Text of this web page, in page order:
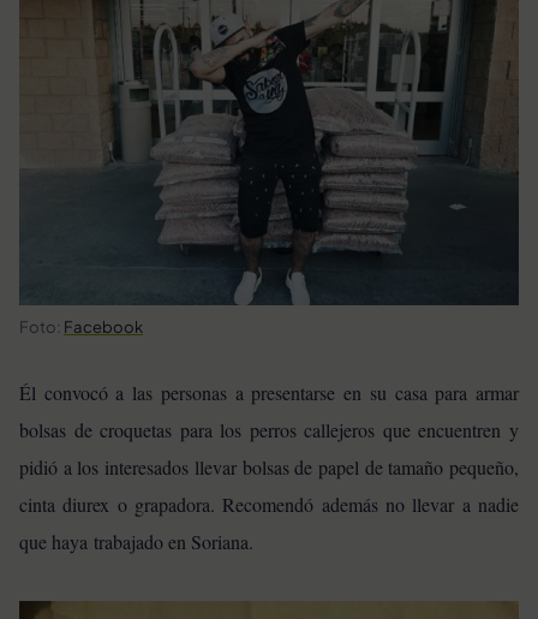
Foto: Facebook
Él convocó a las personas a presentarse en su casa para armar
bolsas de croquetas para los perros callejeros que encuentren y
pidió a los interesados llevar bolsas de papel de tamaño pequeño,
cinta diurex o grapadora. Recomendó además no llevar a nadie
que haya trabajado en Soriana.